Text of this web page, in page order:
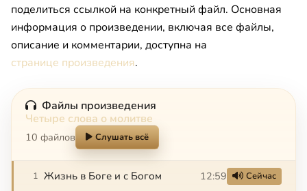
поделиться ссылкой на конкретный файл. Основная
информация о произведении, включая все файлы,
описание и комментарии, доступна на
странице произведения.
Файлы произведения
Четыре слова о молитве
10 файлов Слушать всё
1 Жизнь в Боге и с Богом 12:59 Сейчас